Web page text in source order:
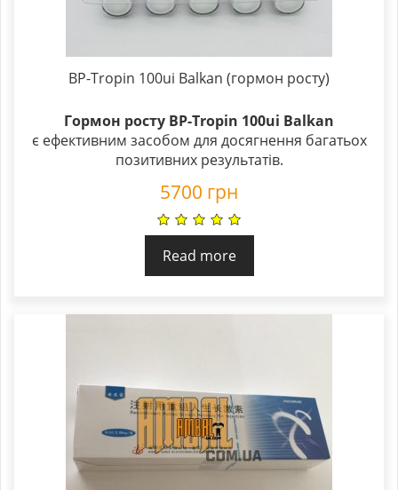
BP-Tropin 100ui Balkan (гормон росту)
Гормон росту BP-Tropin 100ui Balkan
є ефективним засобом для досягнення багатьох
позитивних результатів.
5700 грн
Read more